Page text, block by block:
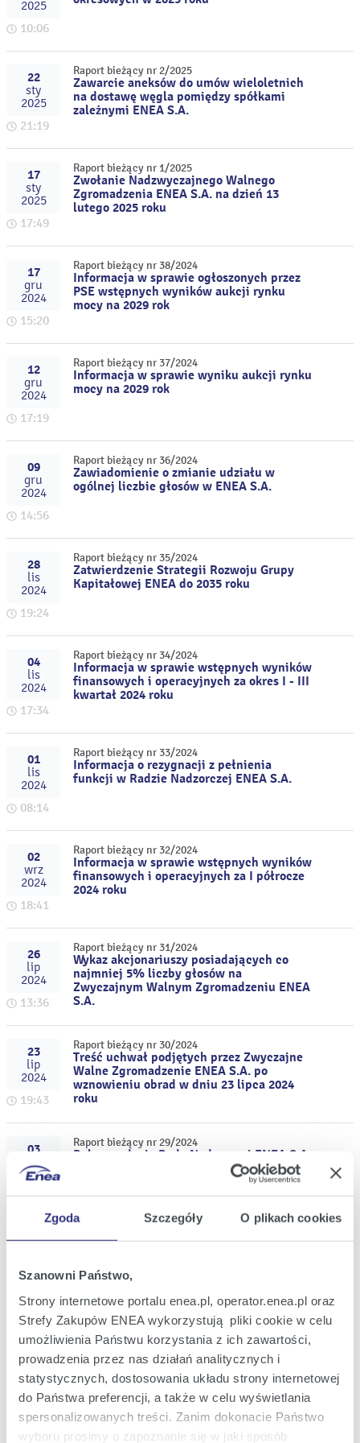
Zgoda Szczegóły O plikach cookies
Szanowni Państwo,
Strony internetowe portalu enea.pl, operator.enea.pl oraz
Strefy Zakupów ENEA wykorzystują pliki cookie w celu
umożliwienia Państwu korzystania z ich zawartości,
prowadzenia przez nas działań analitycznych i
statystycznych, dostosowania układu strony internetowej
do Państwa preferencji, a także w celu wyświetlania
spersonalizowanych treści. Zanim dokonacie Państwo
wyboru prosimy o zapoznanie się w jaki sposób
2025
10:06
22
sty
2025
21:19
Raport bieżący nr 2/2025
Zawarcie aneksów do umów wieloletnich
na dostawę węgla pomiędzy spółkami
zależnymi ENEA S.A.
17
sty
2025
17:49
Raport bieżący nr 1/2025
Zwołanie Nadzwyczajnego Walnego
Zgromadzenia ENEA S.A. na dzień 13
lutego 2025 roku
17
gru
2024
15:20
Raport bieżący nr 38/2024
Informacja w sprawie ogłoszonych przez
PSE wstępnych wyników aukcji rynku
mocy na 2029 rok
12
gru
2024
17:19
Raport bieżący nr 37/2024
Informacja w sprawie wyniku aukcji rynku
mocy na 2029 rok
09
gru
2024
14:56
Raport bieżący nr 36/2024
Zawiadomienie o zmianie udziału w
ogólnej liczbie głosów w ENEA S.A.
28
lis
2024
19:24
Raport bieżący nr 35/2024
Zatwierdzenie Strategii Rozwoju Grupy
Kapitałowej ENEA do 2035 roku
04
lis
2024
17:34
Raport bieżący nr 34/2024
Informacja w sprawie wstępnych wyników
finansowych i operacyjnych za okres I - III
kwartał 2024 roku
01
lis
2024
08:14
Raport bieżący nr 33/2024
Informacja o rezygnacji z pełnienia
funkcji w Radzie Nadzorczej ENEA S.A.
02
wrz
2024
18:41
Raport bieżący nr 32/2024
Informacja w sprawie wstępnych wyników
finansowych i operacyjnych za I półrocze
2024 roku
26
lip
2024
13:36
Raport bieżący nr 31/2024
Wykaz akcjonariuszy posiadających co
najmniej 5% liczby głosów na
Zwyczajnym Walnym Zgromadzeniu ENEA
S.A.
23
lip
2024
19:43
Raport bieżący nr 30/2024
Treść uchwał podjętych przez Zwyczajne
Walne Zgromadzenie ENEA S.A. po
wznowieniu obrad w dniu 23 lipca 2024
roku
03
lip
2024
20:51
Raport bieżący nr 29/2024
Rekomendacje Rady Nadzorczej ENEA S.A.
w sprawie odmowy udzielenia
absolutorium byłym Członkom Zarządu
ENEA S.A. za rok obrotowy 2023
01
2024
16:48
Raport bieżący nr 28/2024
URE taryfy dla energii elektrycznej dla
zespołu grup taryfowych G
24
cze
2024
17:54
Raport bieżący nr 27/2024
Ogłoszenie przerwy w obradach
Zwyczajnego Walnego Zgromadzenia
ENEA S.A.
Raport bieżący nr 26/2024